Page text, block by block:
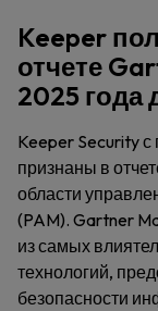
Keeper
отчете
2025 года
Keeper Security
признаны в
области
(PAM). Gartner
из самых
технологий,
безопасности